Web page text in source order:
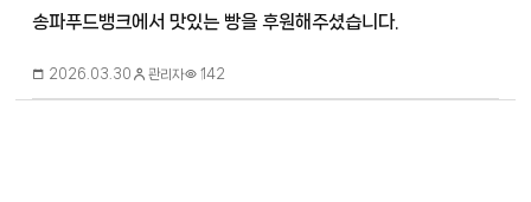
송파푸드뱅크에서 맛있는 빵을 후원해주셨습니다.
2026.03.30 관리자 142